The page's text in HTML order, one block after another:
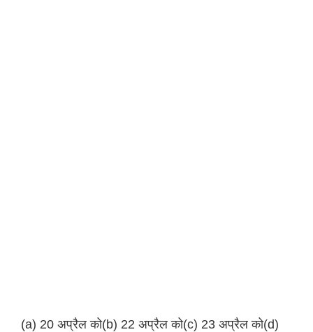
(a) 20 अप्रैल को(b) 22 अप्रैल को(c) 23 अप्रैल को(d)